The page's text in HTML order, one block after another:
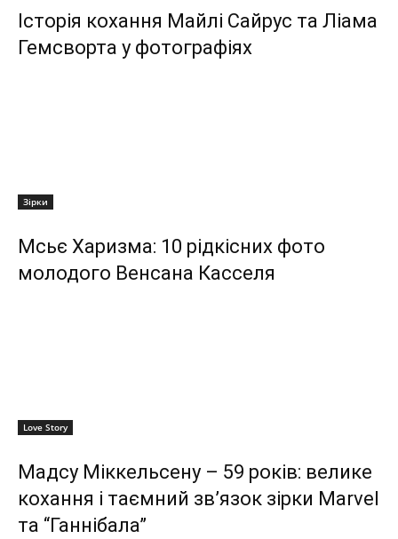
Історія кохання Майлі Сайрус та Ліама
Гемсворта у фотографіях
Зірки
Мсьє Харизма: 10 рідкісних фото
молодого Венсана Касселя
Love Story
Мадсу Міккельсену – 59 років: велике
кохання і таємний зв’язок зірки Marvel
та “Ганнібала”